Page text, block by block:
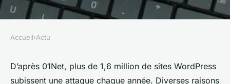
Que faut-il savoir sur la
Accueil›Actu
D’après 01Net, plus de 1,6 million de sites WordPress
subissent une attaque chaque année. Diverses raisons